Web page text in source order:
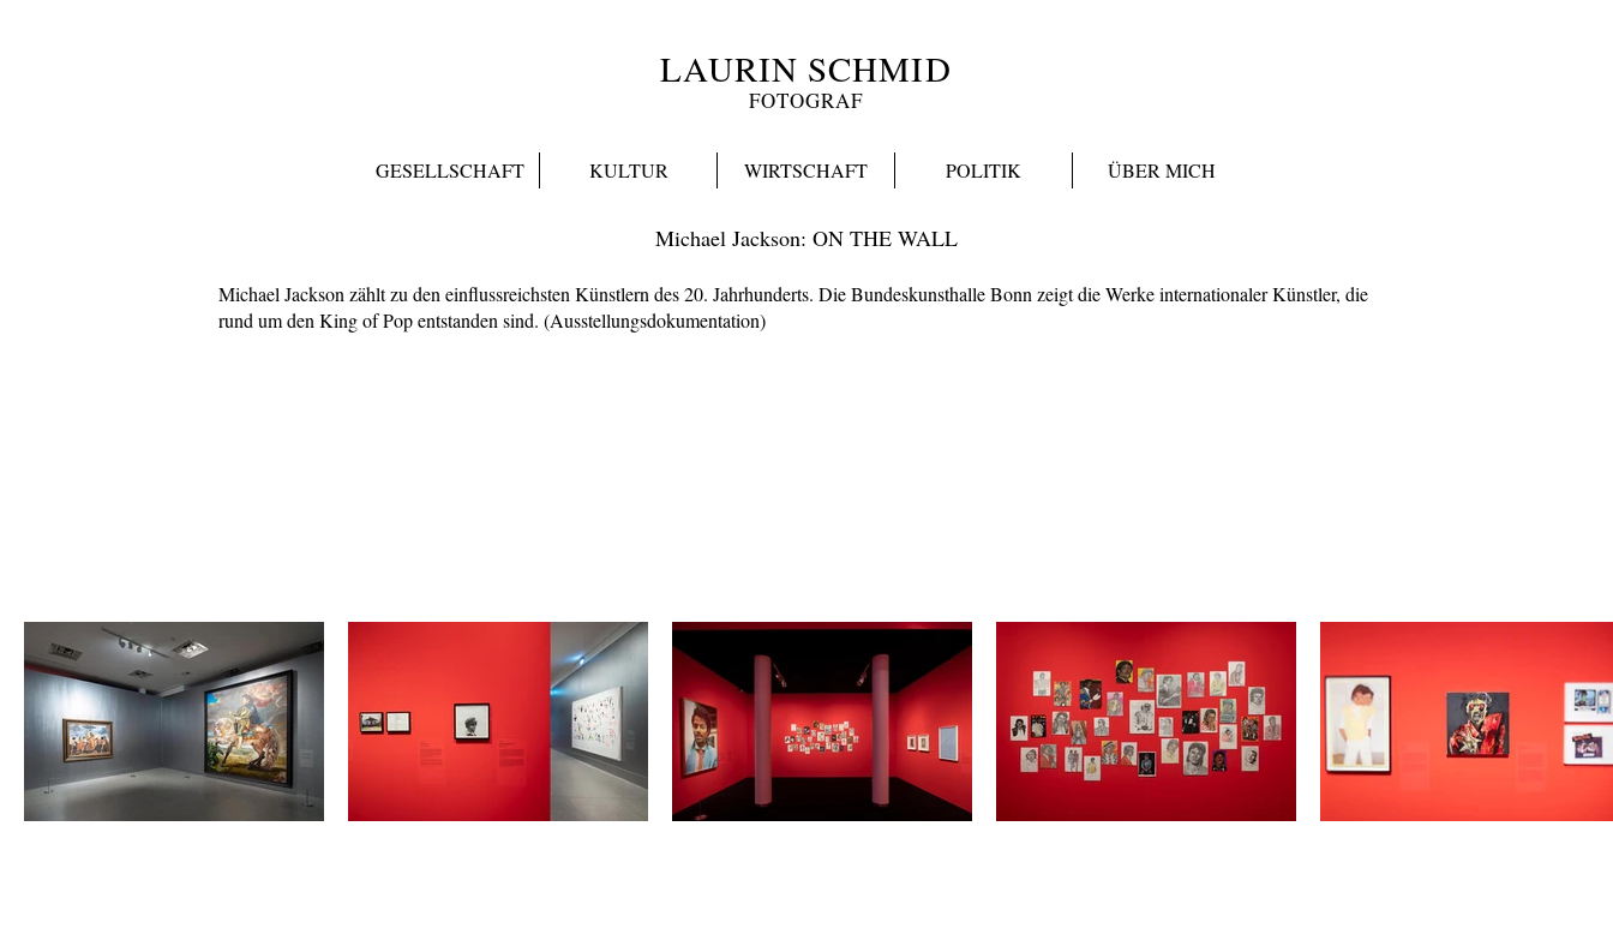
LAURIN SCHMID
FOTOGRAF
GESELLSCHAFT KULTUR WIRTSCHAFT POLITIK ÜBER MICH
Michael Jackson: ON THE WALL
Michael Jackson zählt zu den einflussreichsten Künstlern des 20. Jahrhunderts. Die Bundeskunsthalle Bonn zeigt die Werke internationaler Künstler, die
rund um den King of Pop entstanden sind. (Ausstellungsdokumentation)